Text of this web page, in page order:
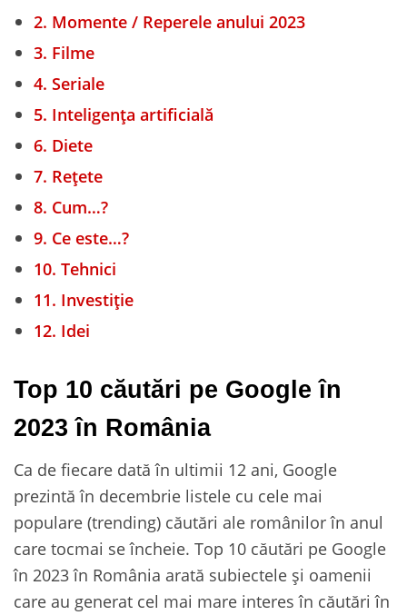
2. Momente / Reperele anului 2023
3. Filme
4. Seriale
5. Inteligența artificială
6. Diete
7. Rețete
8. Cum…?
9. Ce este…?
10. Tehnici
11. Investiție
12. Idei
Top 10 căutări pe Google în
2023 în România
Ca de fiecare dată în ultimii 12 ani, Google
prezintă în decembrie listele cu cele mai
populare (trending) căutări ale românilor în anul
care tocmai se încheie. Top 10 căutări pe Google
în 2023 în România arată subiectele și oamenii
care au generat cel mai mare interes în căutări în